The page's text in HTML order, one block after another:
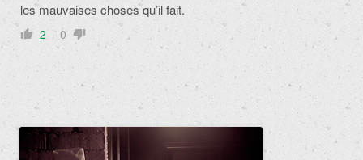
les mauvaises choses qu’il fait.
2 0